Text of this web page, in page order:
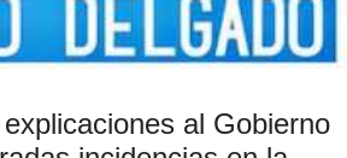
al Gobierno